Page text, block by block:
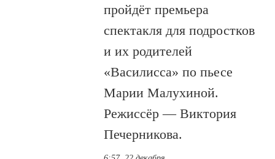
пройдёт премьера
спектакля для подростков
и их родителей
«Василисса» по пьесе
Марии Малухиной.
Режиссёр — Виктория
Печерникова.